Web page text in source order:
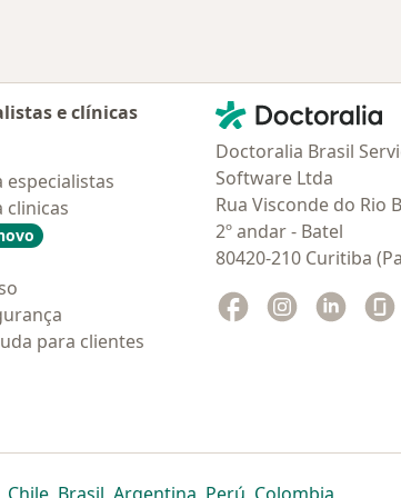
e clínicas
especialistas
clinicas
para clientes
Contato
Doctoralia - Homepage
Doctoralia Brasil
Software Ltda
Rua Visconde do Rio
2º andar - Batel
80420-210 Curitiba
Facebook
abre num novo
Instagram
abre num
abre
novo separador
num novo separador
abre num novo separador
abre num novo separador
abre num novo
abre num novo
abre